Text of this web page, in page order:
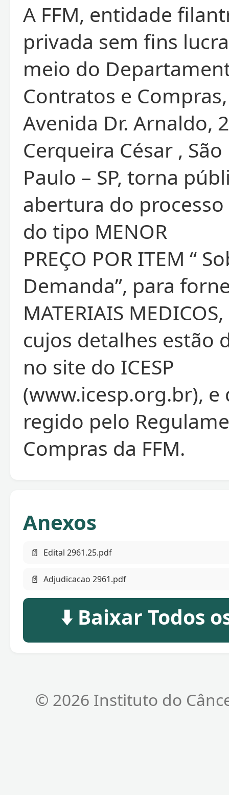
A FFM, entidade
privada sem fins
meio do
Contratos e
Avenida Dr. Arnaldo,
Cerqueira César , São
Paulo – SP, torna
abertura do
do tipo MENOR
PREÇO POR ITEM “
Demanda”, para
MATERIAIS MEDICOS,
cujos detalhes estão
no site do ICESP
(www.icesp.org.br), e
regido pelo
Compras da FFM.
Anexos
📄 Edital 2961.25.pdf
📄 Adjudicacao 2961.pdf
⬇️ Baixar Todos
© 2026 Instituto do